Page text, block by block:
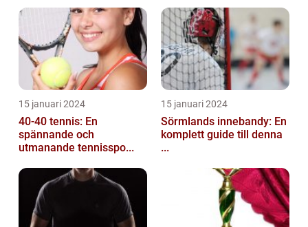
15 januari 2024
40-40 tennis: En
spännande och
utmanande tennisspo...
15 januari 2024
Sörmlands innebandy: En
komplett guide till denna
...